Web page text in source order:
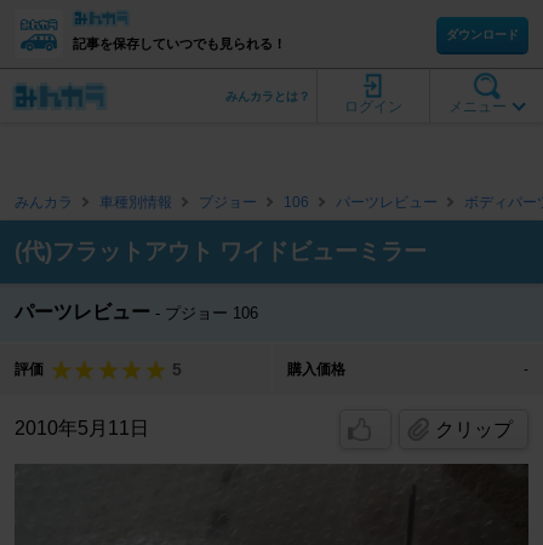
記事を保存していつでも見られる！
ダウンロード
メニュー
ログイン
みんカラとは？
みんカラ 車種別情報 プジョー 106 パーツレビュー ボディパー
(代)フラットアウト ワイドビューミラー
パーツレビュー プジョー 106
評価 5 購入価格 -
2010年5月11日 クリップ